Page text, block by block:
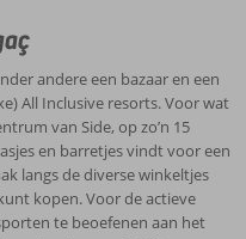
andere een bazaar en een
All Inclusive resorts. Voor wat
van Side, op zo’n 15
en barretjes vindt voor een
langs de diverse winkeltjes
kopen. Voor de actieve
te beoefenen aan het